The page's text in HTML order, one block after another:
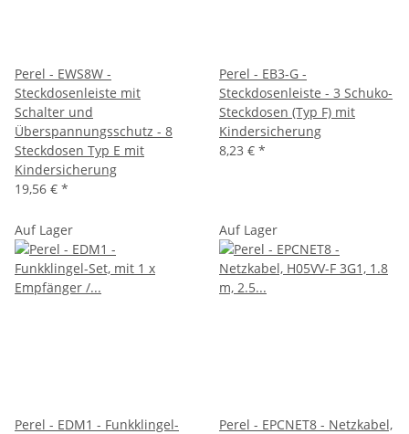
Perel - EWS8W -
Steckdosenleiste mit
Schalter und
Überspannungsschutz - 8
Steckdosen Typ E mit
Kindersicherung
19,56 € *
Perel - EB3-G -
Steckdosenleiste - 3 Schuko-
Steckdosen (Typ F) mit
Kindersicherung
8,23 € *
Auf Lager
Perel - EDM1 - Funkklingel-
Auf Lager
Perel - EPCNET8 - Netzkabel,